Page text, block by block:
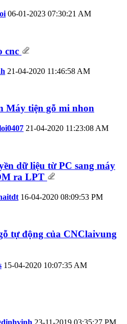
06-01-2023 07:30:21 AM
cnc
21-04-2020 11:46:58 AM
Máy tiện gỗ mi nhon
21-04-2020 11:23:08 AM
dữ liệu từ PC sang máy
ra LPT
16-04-2020 08:09:53 PM
tự động của CNClaivung
15-04-2020 10:07:35 AM